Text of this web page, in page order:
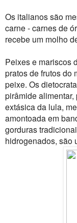
Os italianos são
carne - carnes de
recebe um molho
Peixes e mariscos
pratos de frutos do
peixe. Os
pirâmide
extásica da lula,
amontoada em
gorduras
hidrogenados, são